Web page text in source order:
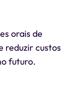
orais de
reduzir custos
futuro.